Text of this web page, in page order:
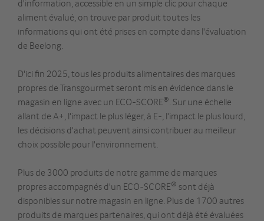
d'information, accessible en un simple clic pour chaque
aliment évalué, on trouve par produit toutes les
informations qui ont été prises en compte dans l'évaluation
de Beelong.
D'ici fin 2025, tous les produits alimentaires des marques
propres de Transgourmet seront mis en évidence dans le
magasin en ligne avec un ECO-SCORE® . Sur une échelle
allant de A+, l'impact le plus léger, à E-, l'impact le plus lourd,
les décisions d'achat peuvent ainsi contribuer au meilleur
choix possible pour l'environnement.
Plus de 3000 produits de notre gamme de marques
propres accompagnés d'un ECO-SCORE® sont déjà
disponibles sur notre magasin en ligne. Plus de 1700 autres
produits de marques partenaires, qui ont déjà été évaluées